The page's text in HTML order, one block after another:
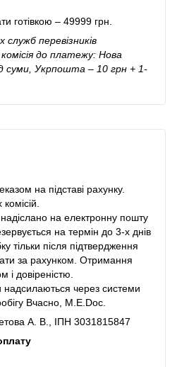
готівкою – 49999 грн.
служб перевізників
до платежу: Нова
суми, Укрпошта – 10 грн + 1-
на підставі рахунку.
на електронну пошту
на термін до 3-х днів
тільки після підтвердження
за рахунком. Отримання
довіреністю.
надсилаються через системи
Вчасно, M.E.Doc.
А. В., ІПН 3031815847